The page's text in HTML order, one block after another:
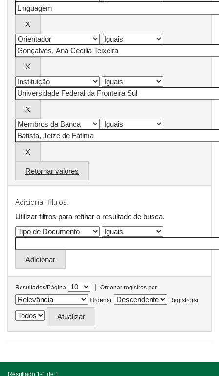
Retornar valores
Adicionar filtros:
Utilizar filtros para refinar o resultado de busca.
Resultados/Página |
Ordenar registros por
Ordenar
Registro(s)
Resultado 1-1 de 1.